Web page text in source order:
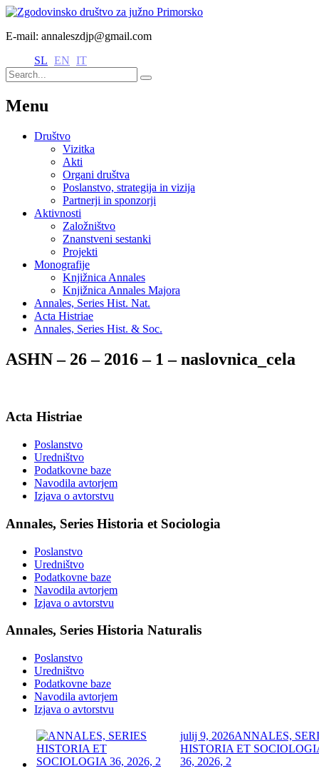
E-mail: annaleszdjp@gmail.com
SL EN IT
Menu
Društvo
Vizitka
Akti
Organi društva
Poslanstvo, strategija in vizija
Partnerji in sponzorji
Aktivnosti
Založništvo
Znanstveni sestanki
Projekti
Monografije
Knjižnica Annales
Knjižnica Annales Majora
Annales, Series Hist. Nat.
Acta Histriae
Annales, Series Hist. & Soc.
ASHN – 26 – 2016 – 1 – naslovnica_cela
Acta Histriae
Poslanstvo
Uredništvo
Podatkovne baze
Navodila avtorjem
Izjava o avtorstvu
Annales, Series Historia et Sociologia
Poslanstvo
Uredništvo
Podatkovne baze
Navodila avtorjem
Izjava o avtorstvu
Annales, Series Historia Naturalis
Poslanstvo
Uredništvo
Podatkovne baze
Navodila avtorjem
Izjava o avtorstvu
julij 9, 2026ANNALES,
HISTORIA ET
36, 2026, 2